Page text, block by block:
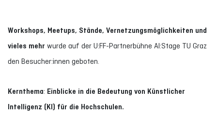
Workshops, Meetups, Stände, Vernetzungsmöglichkeiten und
vieles mehr wurde auf der U:FF-Partnerbühne AI:Stage TU Graz
den Besucher:innen geboten.
Kernthema: Einblicke in die Bedeutung von Künstlicher
Intelligenz (KI) für die Hochschulen.